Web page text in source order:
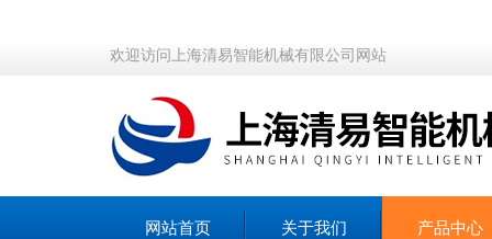
欢迎访问上海清易智能机械有限公司网站
网站首页 关于我们 产品中心